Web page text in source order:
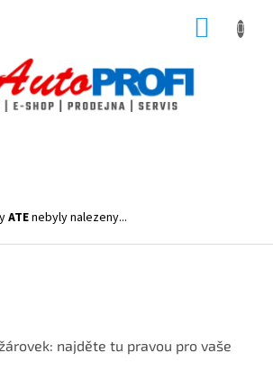
ATEnebyly nalezeny...
najděte tu pravou pro vaše